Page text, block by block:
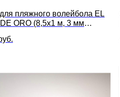
пляжного волейбола EL
ORO (8,5x1 м, 3 мм